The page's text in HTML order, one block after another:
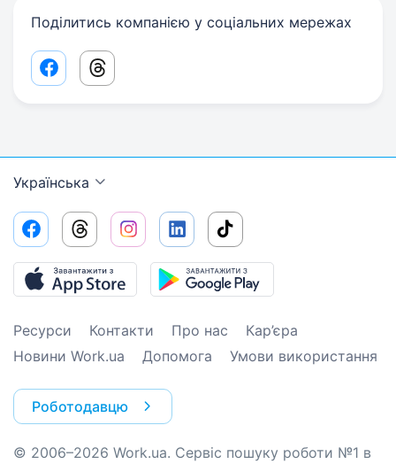
Поділитись компанією у соціальних мережах
Facebook share link
Threads share link
Українська
Ресурси Контакти Про нас
Кар’єра
Новини Work.ua
Допомога Умови використання
Роботодавцю
© 2006–2026 Work.ua. Сервіс пошуку роботи №1 в